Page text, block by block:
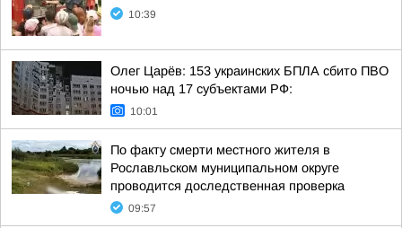
10:39
Олег Царёв: 153 украинских БПЛА сбито ПВО
ночью над 17 субъектами РФ:
10:01
По факту смерти местного жителя в
Рославльском муниципальном округе
проводится доследственная проверка
09:57